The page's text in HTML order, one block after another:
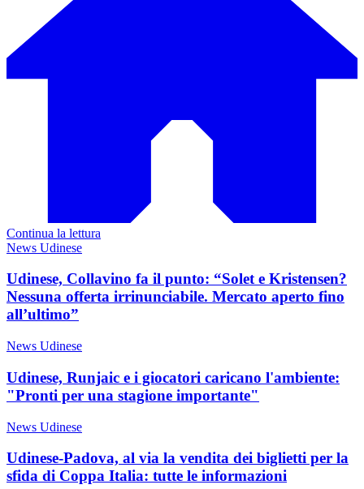
Continua la lettura
News Udinese
Udinese, Collavino fa il punto: “Solet e Kristensen?
Nessuna offerta irrinunciabile. Mercato aperto fino
all’ultimo”
News Udinese
Udinese, Runjaic e i giocatori caricano l'ambiente:
"Pronti per una stagione importante"
News Udinese
Udinese-Padova, al via la vendita dei biglietti per la
sfida di Coppa Italia: tutte le informazioni